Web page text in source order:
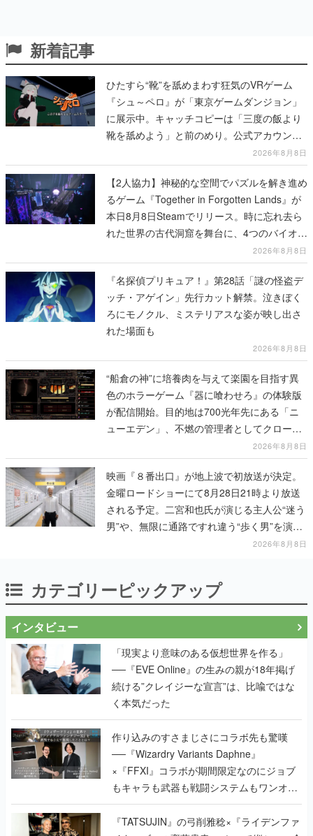
新着記事
ひたすら“靴”を舐めまわす狂気のVRゲーム
『シュ～ペロ』が「東京ゲームダンジョン」
に展示中。キャッチコピーは「三度の飯より
靴を舐めよう」と前のめり。公式アカウント
も開設され、2026年リリースに向けて開発中
2026年8月8日
【2人協力】神秘的な空間でパズルを解き進め
るゲーム『Together in Forgotten Lands』が
本日8月8日Steamでリリース。時に忘れ去ら
れた世界の古代洞窟を舞台に、4つのバイオー
2026年8月8日
『名探偵プリキュア！』第28話「謎の怪盗デ
ッチ・アゲイン」先行カット解禁。泣きぼく
ろにモノクル、ミステリアスな姿が映し出さ
れた場面も
2026年8月8日
“船倉の神”に培養肉を与えて楽園を目指す異
色のホラーゲーム『器に喰わせろ』の体験版
が配信開始。目的地は700光年先にある「ニ
ューエデン」、不燃の管理者としてクローン
人間を増やし、加工して神に捧げる2026年8月8日
映画『８番出口』が地上波で初放送が決定。
金曜ロードショーにて8月28日21時より放送
される予定。二宮和也氏が演じる主人公“迷う
男”や、無限に通路ですれ違う“歩く男”を演じ
2026年8月8日
カテゴリーピックアップ
インタビュー
「現実より意味のある仮想世界を作る」
──『EVE Online』の生みの親が18年掲げ
続ける”クレイジーな宣言”は、比喩ではな
く本気だった
作り込みのすさまじさにコラボ先も驚嘆
──『Wizardry Variants Daphne』
×『FFXI』コラボが期間限定なのにジョブ
もキャラも武器も戦闘システムもワンオフ
で作り込まれた理由を両ディレクターに聞
く
『TATSUJIN』の弓削雅稔×『ライデンファ